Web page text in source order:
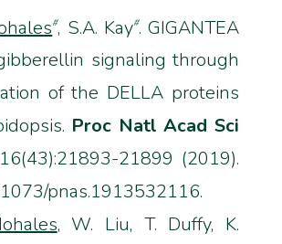
#, S.A. Kay#. GIGANTEA
signaling through
of the DELLA proteins
Proc Natl Acad Sci
21899 (2019).
pnas.1913532116.
, W. Liu, T. Duffy, K.